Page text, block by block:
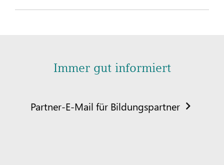
Immer gut informiert
Partner-E-Mail für Bildungspartner